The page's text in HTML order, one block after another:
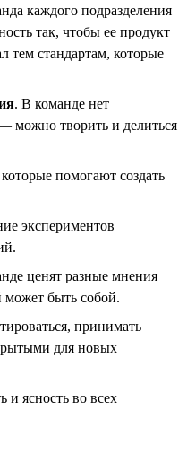
каждого подразделения
так, чтобы ее продукт
тем стандартам, которые
. В команде нет
можно творить и делиться
помогают создать
экспериментов
ценят разные мнения
может быть собой.
принимать
для новых
и ясность во всех